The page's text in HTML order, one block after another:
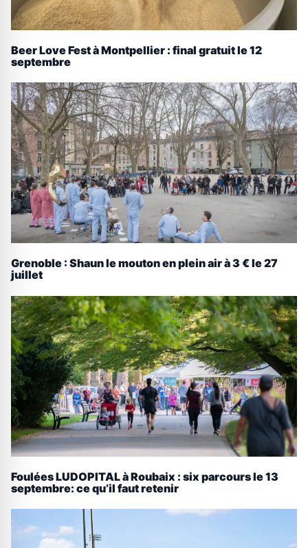
Beer Love Fest à Montpellier : final gratuit le 12
septembre
Grenoble : Shaun le mouton en plein air à 3 € le 27
juillet
Foulées LUDOPITAL à Roubaix : six parcours le 13
septembre: ce qu’il faut retenir